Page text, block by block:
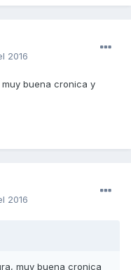
2016
buena cronica y
2016
muy buena cronica